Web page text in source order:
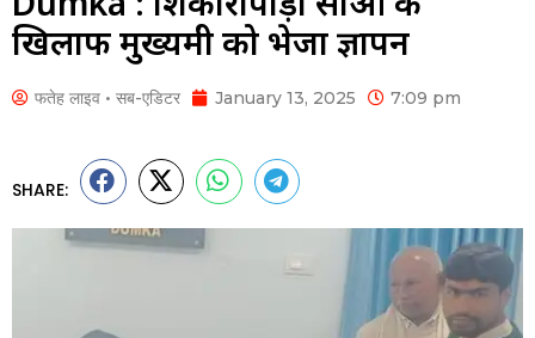
खिलाफ मुख्यमंत्री को भेजा ज्ञापन
फतेह लाइव • सब-एडिटर January 13, 2025 7:09 pm
SHARE: